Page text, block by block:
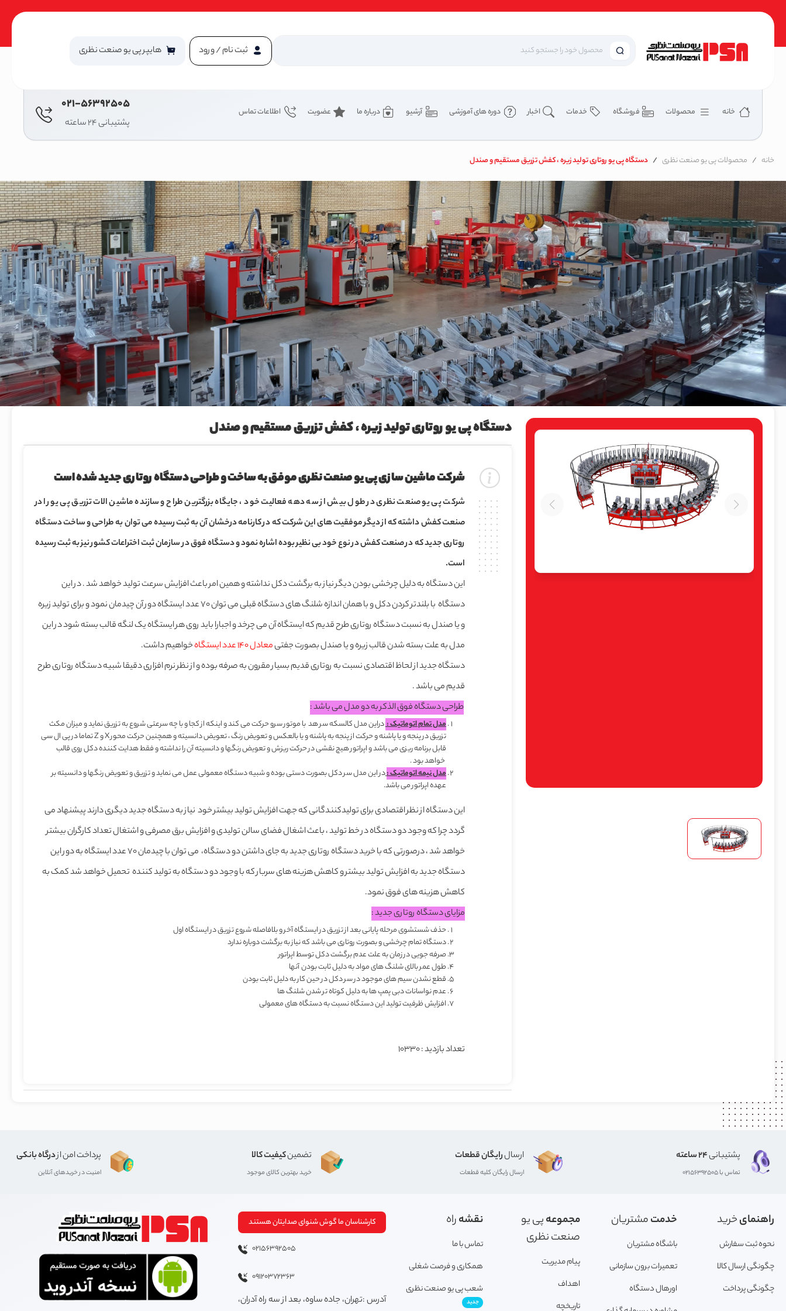
ثبت نام / ورود هایپر پی یو صنعت نظری
خانه محصولات فروشگاه خدمات اخبار دوره های آموزشی آرشیو درباره ما عضویت اطلاعات تماس 021-56392505
پشتیبانی 24 ساعته
خانه محصولات پی یو صنعت نظری دستگاه پی یو روتاری تولید زیره ، کفش تزریق مستقیم و صندل
دستگاه پی یو روتاری تولید زیره ، کفش تزریق مستقیم و صندل
شرکت ماشین سازی پی یو صنعت نظری موفق به ساخت و طراحی دستگاه روتاری جدید شده است
شرکت پی یو صنعت نظری در طول بیش از سه دهه فعالیت خود ، جایگاه بزرگترین طراح و سازنده ماشین الات تزریق پی یو را در
صنعت کفش داشته که از دیگر موفقیت های این شرکت که در کارنامه درخشان آن به ثبت رسیده می توان به طراحی و ساخت دستگاه
روتاری جدید که در صنعت کفشدر نوع خود بی نظیر بوده اشاره نمود و دستگاه فوق در سازمان ثبت اختراعات کشور نیز به ثبت رسیده
است.
این دستگاه به دلیل چرخشی بودن دیگر نیاز به برگشت دکل نداشته و همین امر باعث افزایش سرعت تولید خواهد شد . در این
دستگاه با بلندتر کردن دکل و با همان اندازه شلنگ های دستگاه قبلی می توان 70 عدد ایستگاه دور آن چیدمان نمود و برای تولید زیره
و یا صندل به نسبت دستگاه روتاری طرح قدیم که ایستگاه آن می چرخد و اجبارا باید روی هر ایستگاه یک لنگه قالب بسته شود در این
مدل به علت بسته شدن قالب زیره و یا صندل بصورت جفتیمعادل 140 عدد ایستگاه
خواهیم داشت.
دستگاه جدید از لحاظ اقتصادی نسبت به روتاری قدیم بسیار مقرون به صرفه بوده و از نظر نرم افزاری دقیقا شبیه دستگاه روتاری طرح
قدیم می باشد .
طراحی دستگاه فوق الذکر به دو مدل می باشد :
مدل تمام اتوماتیک :دراین مدل کالسکه سر هد با موتور سرو حرکت می کند و اینکه از کجا و با چه سرعتی شروع به تزریق نماید و میزان مکث
تزریق در پنجه و یا پاشنه و حرکت از پنجه به پاشنه و یا بالعکس و تعویض رنگ ، تعویض دانسیته و همچنین حرکت محورXوZتماما در پی ال سی
قابل برنامه ریزی می باشد و اپراتور هیچ نقشی در حرکت ریزش و تعویض رنگها و دانسیته آن را نداشته و فقط هدایت کننده دکل روی قالب
خواهد بود .
مدل نیمه اتوماتیک :در این مدل سر دکل بصورت دستی بوده و شبیه دستگاه معمولی عمل می نماید و تزریق و تعویض رنگها و دانسیته بر
عهده اپراتور می باشد.
این دستگاه از نظر اقتصادی برای تولیدکنندگانی که جهت افزایش تولید بیشتر خود نیاز به دستگاه جدید دیگری دارند پیشنهاد می
گردد چرا که وجود دو دستگاه در خط تولید ، باعث اشغال فضای سالن تولیدی و افزایش برق مصرفی و اشتغال تعداد کارگران بیشتر
خواهد شد ، درصورتی که با خرید دستگاه روتاری جدید به جای داشتن دو دستگاه، می توان با چیدمان 70 عدد ایستگاه به دور این
دستگاه جدید به افزایش تولید بیشتر و کاهش هزینه های سربار که با وجود دو دستگاه به تولید کننده تحمیل خواهد شد کمک به
کاهش هزینه های فوق نمود.
مزایای دستگاه روتاری جدید :
حذف شستشوی مرحله پایانی بعد از تزریق در ایستگاه آخر و بلافاصله شروع تزریق در ایستگاه اول
دستگاه تمام چرخشی و بصورت روتاری می باشد که نیاز به برگشت دوباره ندارد
صرفه جویی در زمان به علت عدم برگشت دکل توسط اپراتور
طول عمر بالای شلنگ های مواد به دلیل ثابت بودن آنها
قطع نشدن سیم های موجود در سر دکل در حین کار به دلیل ثابت بودن
عدم نواسانات دبی پمپ ها به دلیل کوتاه تر شدن شلنگ ها
افزایش ظرفیت تولید این دستگاه نسبت به دستگاه های معمولی
تعداد بازدید : 10330
پشتیبانی24 ساعته
تماس با 02156392505
ارسالرایگان قطعات
ارسال رایگان کلیه قطعات
تضمینکیفیت کالا
خرید بهترین کالای موجود
پرداخت امن ازدرگاه بانکی
امنیت در خریدهای آنلاین
راهنمایخرید
نحوه ثبت سفارش
چگونگی ارسال کالا
چگونگی پرداخت
خدمتمشتریان
باشگاه مشتریان
تعمیرات برون سازمانی
اورهال دستگاه
مجموعهپی یو
صنعت نظری
پیام مدیریت
اهداف
تاریخچه
نقشهراه
تماس با ما
همکاری و فرصت شغلی
شعب پی یو صنعت نظری
جدید
کارشناسان ما گوش شنوای صدایتان هستند
02156392505
09120372363
آدرس :تهران، جاده ساوه، بعد از سه راه آدران،